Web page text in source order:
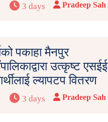
3 days Pradeep Sah
पकाहा मैनपुर
उत्कृष्ट एसईई
ल्यापटप वितरण
3 days Pradeep Sah